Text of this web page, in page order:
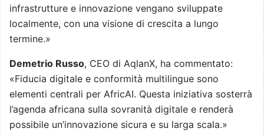
infrastrutture e innovazione vengano sviluppate
localmente, con una visione di crescita a lungo
termine.»
Demetrio Russo, CEO di AqlanX, ha commentato:
«Fiducia digitale e conformità multilingue sono
elementi centrali per AfricAI. Questa iniziativa sosterrà
l’agenda africana sulla sovranità digitale e renderà
possibile un’innovazione sicura e su larga scala.»